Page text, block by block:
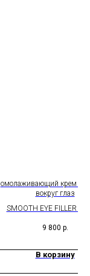
омолаживающий крем
вокруг глаз
SMOOTH EYE FILLER
9 800 р.
В корзину